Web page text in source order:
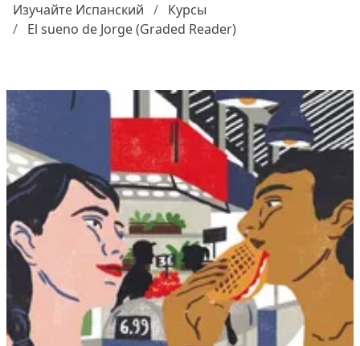
Изучайте Испанский
Курсы
El sueno de Jorge (Graded Reader)